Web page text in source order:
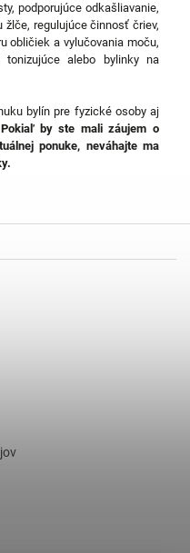
podporujúce odkašliavanie,
žlče, regulujúce činnosť čriev,
obličiek a vylučovania moču,
alebo bylinky na
bylín pre fyzické osoby aj
Pokiaľ by ste mali záujem o
ponuke, neváhajte ma